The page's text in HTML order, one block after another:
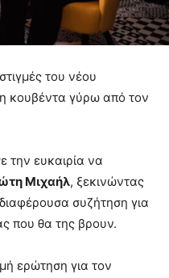
του νέου
κουβέντα γύρω από τον
την ευκαιρία να
Μιχαήλ, ξεκινώντας
συζήτηση για
που θα της βρουν.
ερώτηση για τον